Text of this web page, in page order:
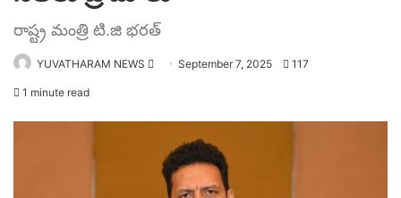
రాష్ట్ర మంత్రి టి.జి భ‌ర‌త్
YUVATHARAM NEWS
Send September 7, 2025 117
1 minute read